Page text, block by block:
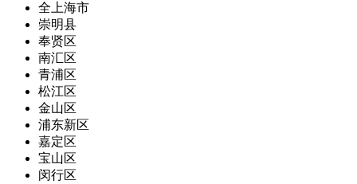
全上海市
崇明县
奉贤区
南汇区
青浦区
松江区
金山区
浦东新区
嘉定区
宝山区
闵行区